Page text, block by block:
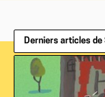
Derniers articles